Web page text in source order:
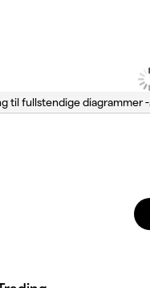
til fullstendige diagrammer -